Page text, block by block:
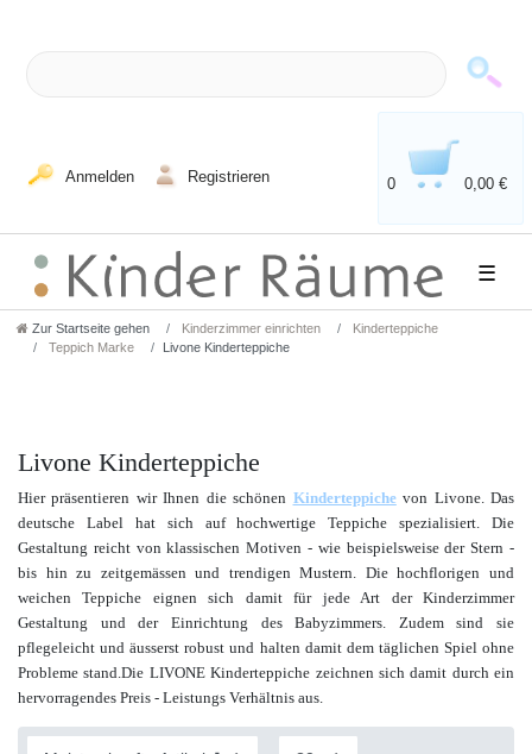
Anmelden Registrieren 0 0,00 €
☰
Zur Startseite gehen Kinderzimmer einrichten
Kinderteppiche
Teppich Marke
Livone Kinderteppiche
Livone Kinderteppiche
Hier präsentieren wir Ihnen die schönen Kinderteppichevon Livone. Das
deutsche Label hat sich auf hochwertige Teppiche spezialisiert. Die
Gestaltung reicht von klassischen Motiven - wie beispielsweise der Stern -
bis hin zu zeitgemässen und trendigen Mustern. Die hochflorigen und
weichen Teppiche eignen sich damit für jede Art der Kinderzimmer
Gestaltung und der Einrichtung des Babyzimmers. Zudem sind sie
pflegeleicht und äusserst robust und halten damit dem täglichen Spiel ohne
Probleme stand.Die LIVONE Kinderteppiche zeichnen sich damit durch ein
hervorragendes Preis - Leistungs Verhältnis aus.